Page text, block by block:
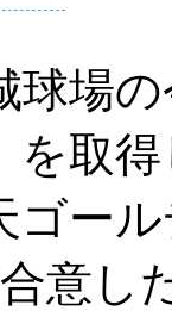
球場
を取
ゴー
意し